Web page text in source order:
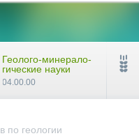
по геологии
Геолого-минерало-
гические науки
04.00.00